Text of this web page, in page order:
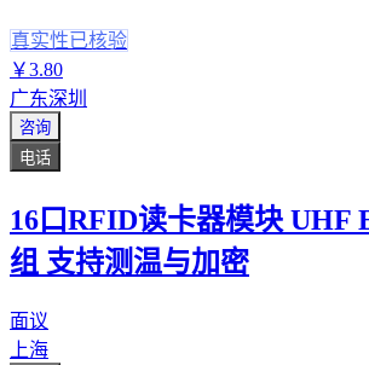
真实性已核验
￥3.80
广东深圳
咨询
电话
16口RFID读卡器模块 UHF
组 支持测温与加密
面议
上海